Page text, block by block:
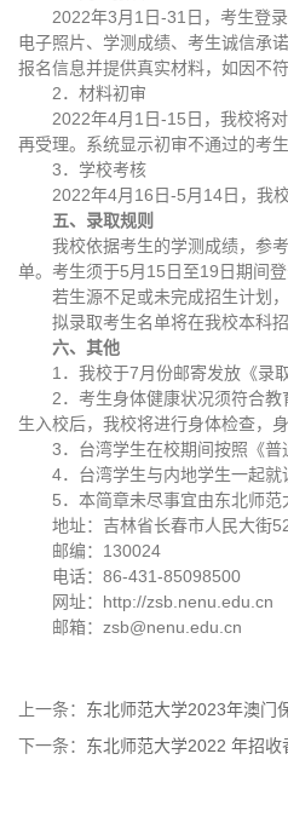
2022年3月1日-31日，考生登
电子照片、学测成绩、考生诚信承
报名信息并提供真实材料，如因不
2．材料初审
2022年4月1日-15日，我校将
再受理。系统显示初审不通过的考
3．学校考核
2022年4月16日-5月14日，我
五、录取规则
我校依据考生的学测成绩，参
单。考生须于5月15日至19日期间
若生源不足或未完成招生计划
拟录取考生名单将在我校本科
六、其他
1．我校于7月份邮寄发放《录
2．考生身体健康状况须符合
生入校后，我校将进行身体检查，
3．台湾学生在校期间按照《
4．台湾学生与内地学生一起就
5．本简章未尽事宜由东北师
地址：吉林省长春市人民大街
邮编：130024
电话：86-431-85098500
网址：http://zsb.nenu.edu.cn
邮箱：zsb@nenu.edu.cn
上一条： 东北师范大学2023年澳门
下一条： 东北师范大学2022 年招收